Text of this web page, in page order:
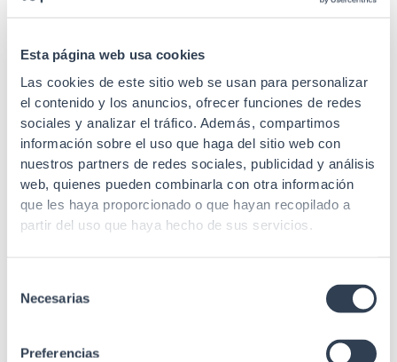
Esta página web usa cookies
Las cookies de este sitio web se usan para personalizar
el contenido y los anuncios, ofrecer funciones de redes
sociales y analizar el tráfico. Además, compartimos
información sobre el uso que haga del sitio web con
nuestros partners de redes sociales, publicidad y análisis
web, quienes pueden combinarla con otra información
que les haya proporcionado o que hayan recopilado a
partir del uso que haya hecho de sus servicios.
Necesarias
Preferencias
SKU: RPRPW
Electrónica
5 2.4/5GHz 1200Mbps
LAN/WAN 10/100 WPS
Wireless punto de acceso
exterior
SKU: RPAPTPOE
Wireless punto de acceso
Wireless punto de acceso